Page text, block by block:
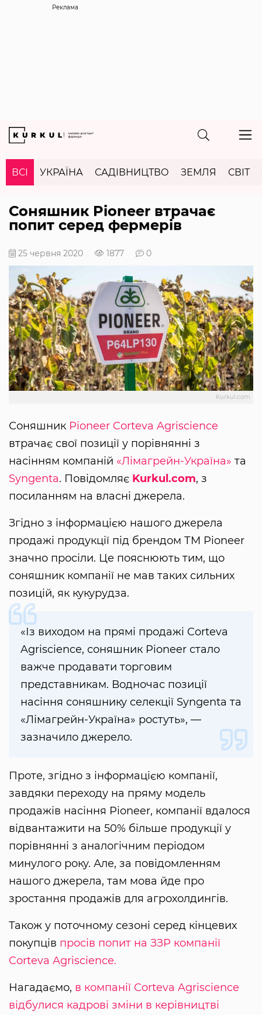
Реклама
ВСІ УКРАЇНА САДІВНИЦТВО ЗЕМЛЯ СВІТ
Соняшник Pioneer втрачає
попит серед фермерів
25 червня 2020 1877 0
Kurkul.com
Соняшник Pioneer Corteva Agriscience
втрачає свої позиції у порівнянні з
насінням компаній «Лімагрейн-Україна» та
Syngenta. Повідомляє Kurkul.com, з
посиланням на власні джерела.
Згідно з інформацією нашого джерела
продажі продукції під брендом ТМ Pioneer
значно просіли. Це пояснюють тим, що
соняшник компанії не мав таких сильних
позицій, як кукурудза.
«Із виходом на прямі продажі Corteva
Agriscience, соняшник Pioneer стало
важче продавати торговим
представникам. Водночас позиції
насіння соняшнику селекції Syngenta та
«Лімагрейн-Україна» ростуть», —
зазначило джерело.
Проте, згідно з інформацією компанії,
завдяки переходу на пряму модель
продажів насіння Pioneer, компанії вдалося
відвантажити на 50% більше продукції у
порівнянні з аналогічним періодом
минулого року. Але, за повідомленням
нашого джерела, там мова йде про
зростання продажів для агрохолдингів.
Також у поточному сезоні серед кінцевих
покупців просів попит на ЗЗР компанії
Corteva Agriscience.
Нагадаємо, в компанії Corteva Agriscience
відбулися кадрові зміни в керівництві